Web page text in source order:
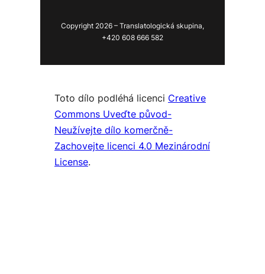
Copyright 2026 – Translatologická skupina,
+420 608 666 582
Toto dílo podléhá licenci Creative
Commons Uveďte původ-
Neužívejte dílo komerčně-
Zachovejte licenci 4.0 Mezinárodní
License.